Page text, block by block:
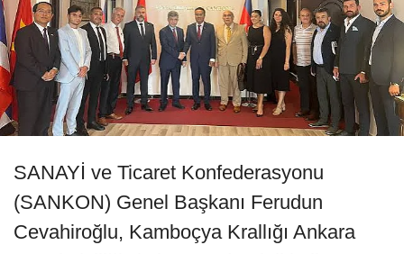
SANAYİ ve Ticaret Konfederasyonu
(SANKON) Genel Başkanı Ferudun
Cevahiroğlu, Kamboçya Krallığı Ankara